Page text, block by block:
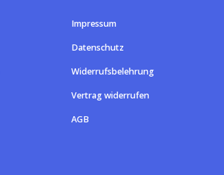
Zwischensumme:
Impressum
Datenschutz
Widerrufsbelehrung
Vertrag widerrufen
AGB